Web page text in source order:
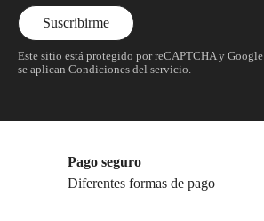
Este sitio está protegido por reCAPTCHA y Google
se aplican Condiciones del servicio.
Pago seguro
Diferentes formas de pago